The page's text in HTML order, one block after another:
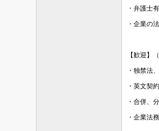
・弁護士
・企業の
【歓迎】
・独禁法
・英文契
・合併、
・企業法